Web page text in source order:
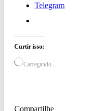
Telegram
Curtir isso:
Carregando...
Compartilhe